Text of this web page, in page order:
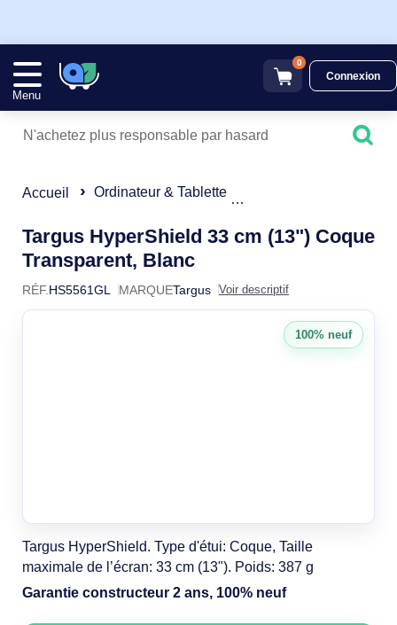
Menu
0
Connexion
Accueil Ordinateur & Tablette
Targus HyperShield 33 cm (13") Coque
Transparent, BlancHS5561GL
RÉF. HS5561GL MARQUETargus Voir descriptif
Targus HyperShield. Type d'étui: Coque, Taille
maximale de l’écran: 33 cm (13"). Poids: 387 g
Garantie constructeur 2 ans, 100% neuf
100% neuf